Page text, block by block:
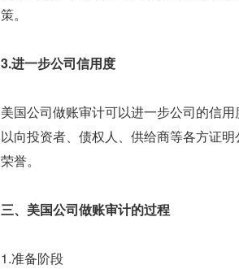
策。
3.进一步公司信用度
美国公司做账审计可以进一步公司的信
以向投资者、债权人、供给商等各方证
荣誉。
三、美国公司做账审计的过程
1.准备阶段